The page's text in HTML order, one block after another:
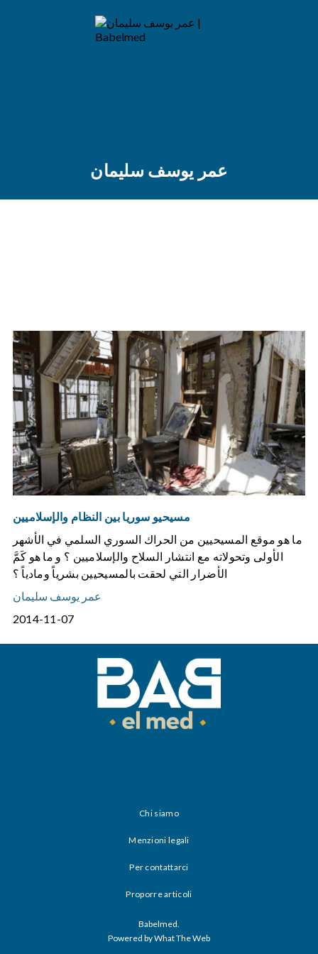
عمر يوسف سليمان
مسيحيو سوريا بين النظام والإسلاميين
ما هو موقع المسيحيين من الحراك السوري السلمي في الأشهر
الأولى وتحولاته مع انتشار السلاح والإسلاميين‏‭ ‬؟‮ ‬و‮ ‬ما‮ ‬هو‮ ‬كَمَّ‮
‬الأضرار‮ ‬التي‮ ‬لحقت‮ ‬بالمسيحيين‮ ‬بشرياً‮ ‬ومادياً‮ ‬؟
عمر يوسف سليمان
2014-11-07
Chi siamo
Menzioni legali
Per contattarci
Proporre articoli
Babelmed.
Powered by What The Web